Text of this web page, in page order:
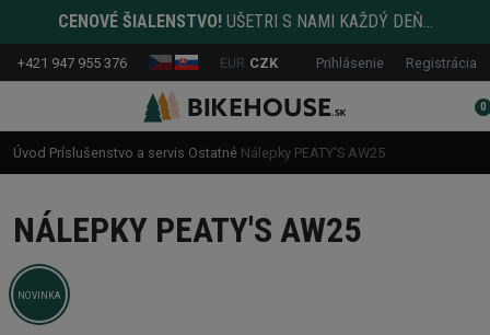
CENOVÉ ŠIALENSTVO! UŠETRI S NAMI KAŽDÝ DEŇ...
+421 947 955 376 EUR CZK Prihlásenie Registrácia
0
Úvod Príslušenstvo a servis Ostatné Nálepky PEATY'S AW25
NÁLEPKY PEATY'S AW25
NOVINKA